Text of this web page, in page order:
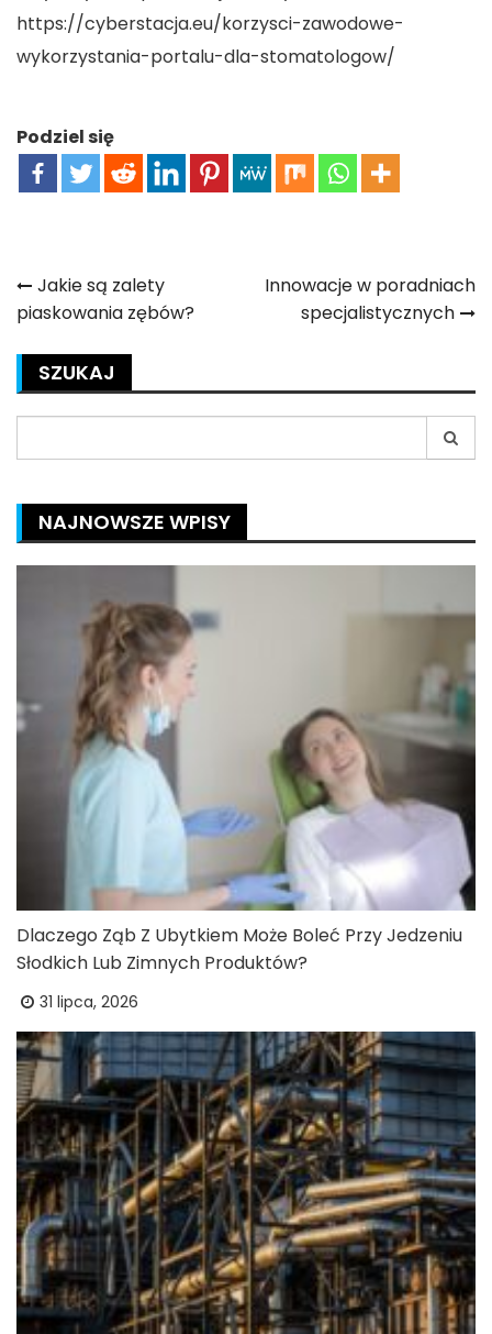
https://cyberstacja.eu/korzysci-zawodowe-
wykorzystania-portalu-dla-stomatologow/
Podziel się
Nawigacja
wpisu
Jakie są zalety
piaskowania zębów?
Innowacje w poradniach
specjalistycznych
SZUKAJ
for:
NAJNOWSZE WPISY
Dlaczego Ząb Z Ubytkiem Może Boleć Przy Jedzeniu
Słodkich Lub Zimnych Produktów?
31 lipca, 2026